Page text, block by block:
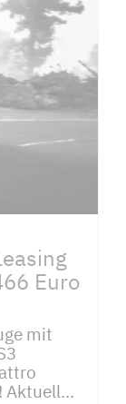
Euro
mit
Aktuell...